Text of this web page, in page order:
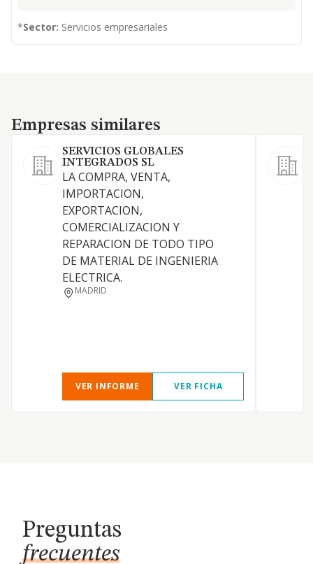
*Sector: Servicios empresariales
Empresas similares
Empresas similares
SERVICIOS GLOBALES
INTEGRADOS SL
LA COMPRA, VENTA,
IMPORTACION,
EXPORTACION,
COMERCIALIZACION Y
REPARACION DE TODO TIPO
DE MATERIAL DE INGENIERIA
ELECTRICA.
MADRID
VER INFORME VER FICHA
Preguntas
frecuentes